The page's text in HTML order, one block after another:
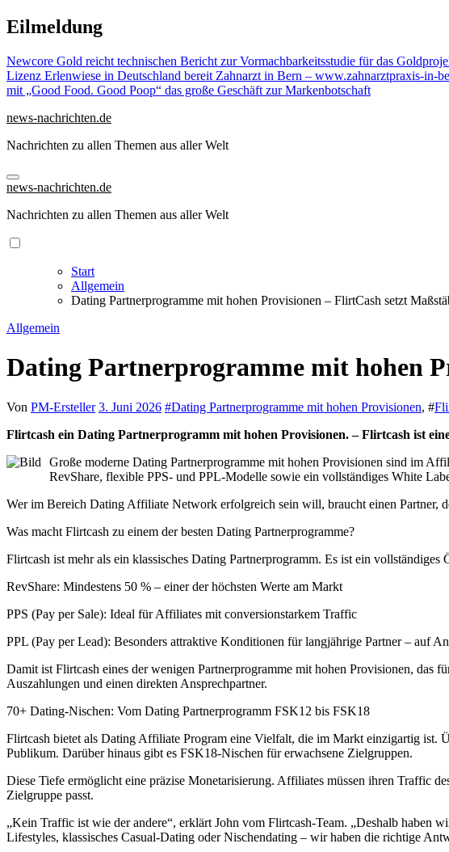
Zu
Inhalten
Eilmeldung
Newcore Gold reicht technischen Bericht zur Vormachbarkeitsstudie für das
Lizenz Erlenwiese in Deutschland bereit Zahnarzt in Bern – www.zahnarztpraxis-in-
mit „Good Food. Good Poop“ das große Geschäft zur Markenbotschaft
news-nachrichten.de
Nachrichten zu allen Themen aus aller Welt
news-nachrichten.de
Nachrichten zu allen Themen aus aller Welt
Start
Allgemein
Dating Partnerprogramme mit hohen Provisionen – FlirtCash setzt
Allgemein
Dating Partnerprogramme mit hohen
Von PM-Ersteller 3. Juni 2026 #Dating Partnerprogramme mit hohen Provisionen, #
Flirtcash ein Dating Partnerprogramm mit hohen Provisionen. – Flirtcash ist
Große moderne Dating Partnerprogramme mit hohen Provisionen sind im
RevShare, flexible PPS- und PPL-Modelle sowie ein vollständiges White
Wer im Bereich Dating Affiliate Network erfolgreich sein will, braucht einen Partner,
Was macht Flirtcash zu einem der besten Dating Partnerprogramme?
Flirtcash ist mehr als ein klassisches Dating Partnerprogramm. Es ist ein
RevShare: Mindestens 50 % – einer der höchsten Werte am Markt
PPS (Pay per Sale): Ideal für Affiliates mit conversionstarkem Traffic
PPL (Pay per Lead): Besonders attraktive Konditionen für langjährige Partner – auf
Damit ist Flirtcash eines der wenigen Partnerprogramme mit hohen Provisionen, das
Auszahlungen und einen direkten Ansprechpartner.
70+ Dating-Nischen: Vom Dating Partnerprogramm FSK12 bis FSK18
Flirtcash bietet als Dating Affiliate Program eine Vielfalt, die im Markt einzigartig ist.
Publikum. Darüber hinaus gibt es FSK18-Nischen für erwachsene Zielgruppen.
Diese Tiefe ermöglicht eine präzise Monetarisierung. Affiliates müssen ihren Traffic
Zielgruppe passt.
„Kein Traffic ist wie der andere“, erklärt John vom Flirtcash-Team. „Deshalb haben
Lifestyles, klassisches Casual-Dating oder Nischendating – wir haben die richtige